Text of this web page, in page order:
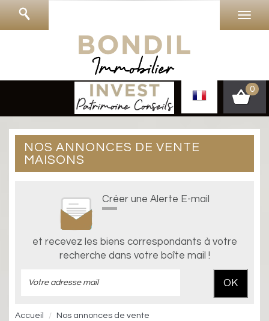
0
NOS ANNONCES DE VENTE
MAISONS
Créer une Alerte E-mail
et recevez les biens correspondants à votre
recherche dans votre boîte mail !
OK
Accueil
Nos annonces de vente